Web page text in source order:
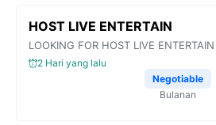
HOST LIVE ENTERTAIN
LOOKING FOR HOST LIVE ENTERTAIN
2 Hari yang lalu
Negotiable
Bulanan